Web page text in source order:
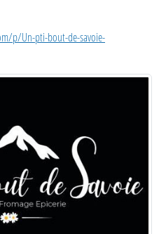
p/Un-pti-bout-de-savoie-